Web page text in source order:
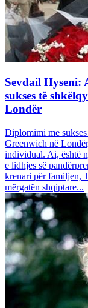
Sevdail Hyseni:
sukses të
Londër
Diplomimi me
Greenwich në
individual. Ai, është
e lidhjes së
krenari për familjen,
mërgatën shqiptare...